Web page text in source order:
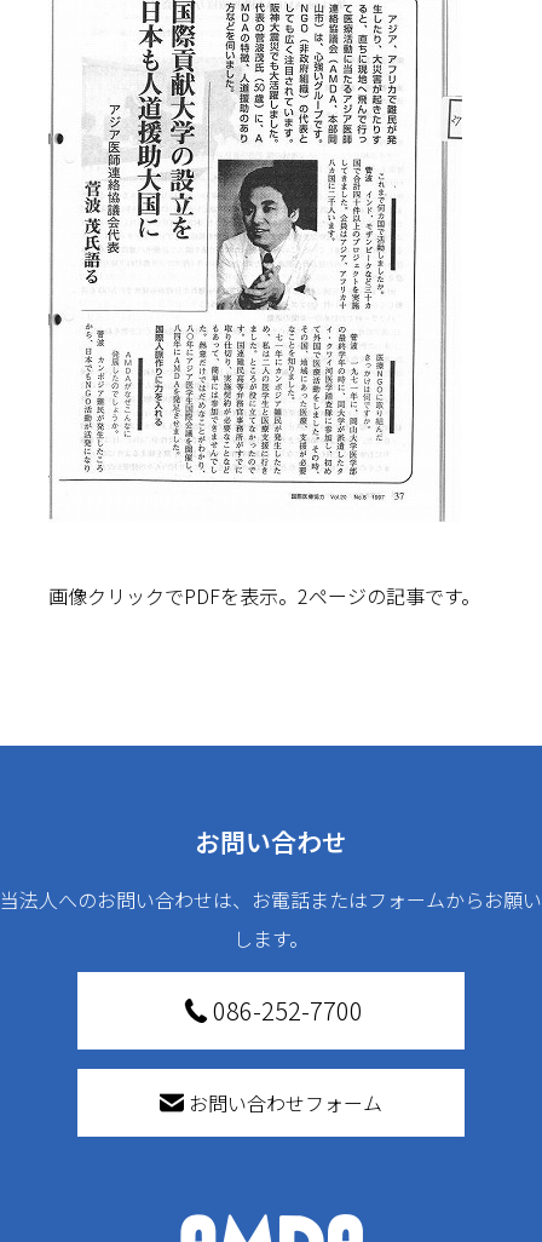
画像クリックでPDFを表示。2ページの記事です。
お問い合わせ
当法人へのお問い合わせは、お電話またはフォームからお願い
します。
086-252-7700
お問い合わせフォーム